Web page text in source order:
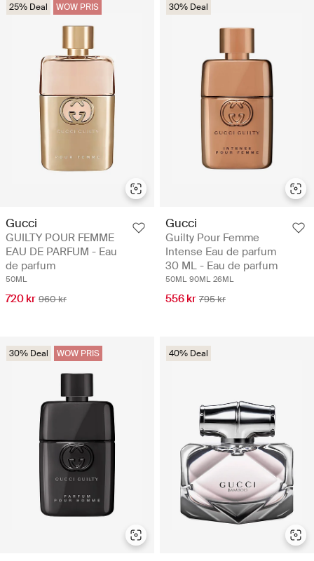
25% Deal WOW PRIS
Gucci
GUILTY POUR FEMME
EAU DE PARFUM - Eau
de parfum
50ML
720 kr 960 kr
30% Deal
Gucci
Guilty Pour Femme
Intense Eau de parfum
30 ML - Eau de parfum
50ML 90ML 26ML
556 kr 795 kr
30% Deal WOW PRIS 40% Deal